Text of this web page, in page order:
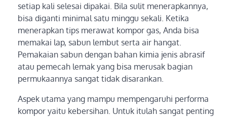
setiap kali selesai dipakai. Bila sulit menerapkannya,
bisa diganti minimal satu minggu sekali. Ketika
menerapkan tips merawat kompor gas, Anda bisa
memakai lap, sabun lembut serta air hangat.
Pemakaian sabun dengan bahan kimia jenis abrasif
atau pemecah lemak yang bisa merusak bagian
permukaannya sangat tidak disarankan.
Aspek utama yang mampu mempengaruhi performa
kompor yaitu kebersihan. Untuk itulah sangat penting